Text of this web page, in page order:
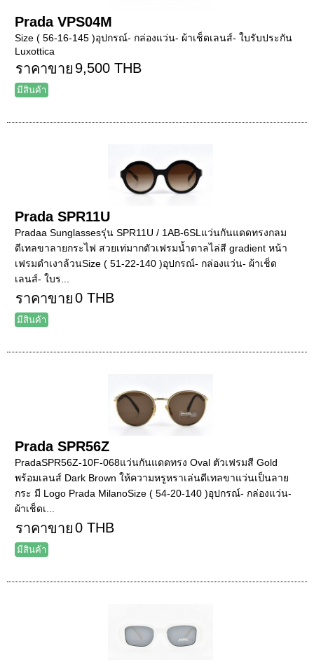
Prada VPS04M
Size ( 56-16-145 )อุปกรณ์- กล่องแว่น- ผ้าเช็ดเลนส์- ใบรับประกัน
Luxottica
ราคาขาย 9,500 THB
มีสินค้า
Prada SPR11U
Pradaa Sunglassesรุ่น SPR11U / 1AB-6SLแว่นกันแดดทรงกลม
ดีเทลขาลายกระไฟ สวยเท่มากตัวเฟรมน้ำตาลไล่สี gradient หน้า
เฟรมดำเงาล้วนSize ( 51-22-140 )อุปกรณ์- กล่องแว่น- ผ้าเช็ด
เลนส์- ใบร...
ราคาขาย0 THB
มีสินค้า
Prada SPR56Z
PradaSPR56Z-10F-068แว่นกันแดดทรง Oval ตัวเฟรมสี Gold
พร้อมเลนส์ Dark Brown ให้ความหรูหราเล่นดีเทลขาแว่นเป็นลาย
กระ มี Logo Prada MilanoSize ( 54-20-140 )อุปกรณ์- กล่องแว่น-
ผ้าเช็ดเ...
ราคาขาย0 THB
มีสินค้า